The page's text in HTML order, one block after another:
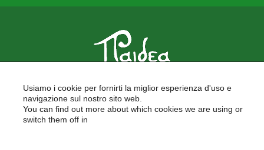
FORMAZIONE PER LE SCUOLE
FORMAZIONE PROFESSIONALE
PROGETTI EUROPEI
Usiamo i cookie per fornirti la miglior esperienza d'uso e
navigazione sul nostro sito web.
You can find out more about which cookies we are using or
switch them off in